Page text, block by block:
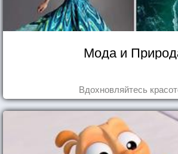
Мода и
Вдохновляйтесь